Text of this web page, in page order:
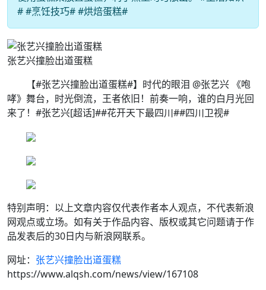
# #烹饪技巧# #烘焙蛋糕#
张艺兴撞脸出道蛋糕
【#张艺兴撞脸出道蛋糕#】时代的眼泪 @张艺兴 《咆
哮》舞台，时光倒流，王者依旧！前奏一响，谁的白月光回
来了！#张艺兴[超话]##花开天下最四川##四川卫视#
特别声明：以上文章内容仅代表作者本人观点，不代表新浪
网观点或立场。如有关于作品内容、版权或其它问题请于作
品发表后的30日内与新浪网联系。
网址： 张艺兴撞脸出道蛋糕
https://www.alqsh.com/news/view/167108